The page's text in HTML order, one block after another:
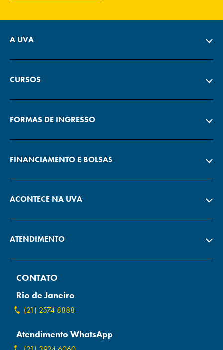
A UVA
CURSOS
FORMAS DE INGRESSO
FINANCIAMENTO E BOLSAS
ACONTECE NA UVA
ATENDIMENTO
CONTATO
Rio de Janeiro
(21) 2574 8888
Atendimento WhatsApp